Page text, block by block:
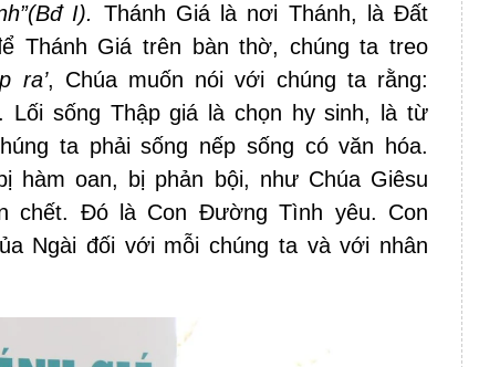
I). Thánh Giá là nơi Thánh, là Đất
Thánh Giá trên bàn thờ, chúng ta treo
ra’, Chúa muốn nói với chúng ta rằng:
sống Thập giá là chọn hy sinh, là từ
ta phải sống nếp sống có văn hóa.
hàm oan, bị phản bội, như Chúa Giêsu
chết. Đó là Con Đường Tình yêu. Con
Ngài đối với mỗi chúng ta và với nhân